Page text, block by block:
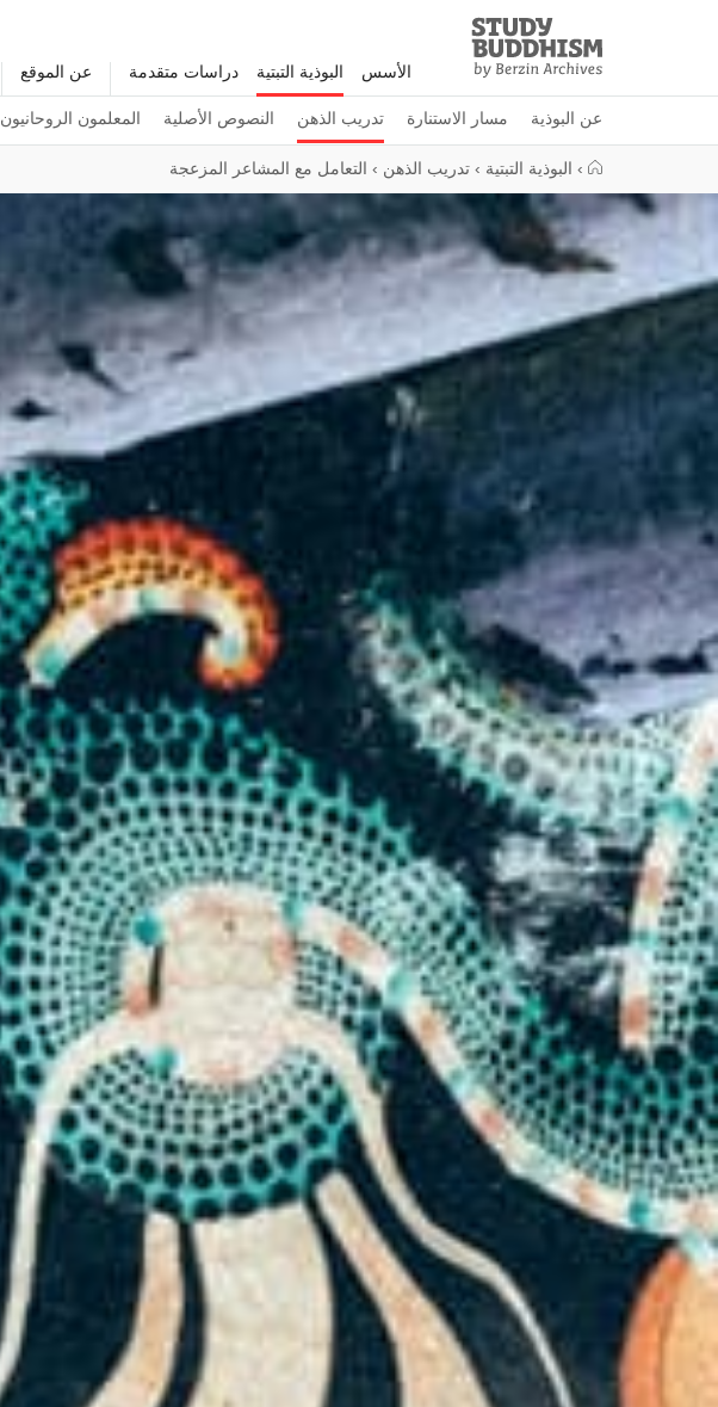
Study
Buddhism
Home
الأسس البوذية التبتية
عن البوذية مسار الاستنارة تدريب الذهن النصوص الأصلية المعلمون الروحانيون
دراسات متقدمة عن الموقع
› البوذية التبتية › تدريب الذهن › التعامل مع المشاعر المزعجة